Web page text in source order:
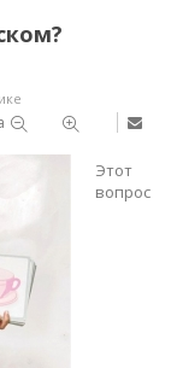
Этот
вопрос